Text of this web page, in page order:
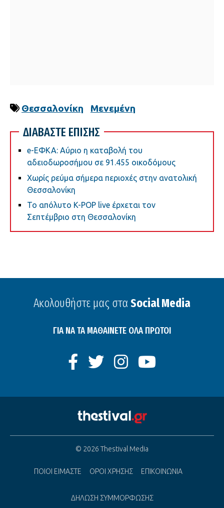
Θεσσαλονίκη Μενεμένη
ΔΙΑΒΑΣΤΕ ΕΠΙΣΗΣ
e-ΕΦΚΑ: Αύριο η καταβολή του
αδειοδωροσήμου σε 91.455 οικοδόμους
Χωρίς ρεύμα σήμερα περιοχές στην ανατολική
Θεσσαλονίκη
Το απόλυτο K-POP live έρχεται τον
Σεπτέμβριο στη Θεσσαλονίκη
Ακολουθήστε μας στα Social Media
ΓΙΑ ΝΑ ΤΑ ΜΑΘΑΙΝΕΤΕ ΟΛΑ ΠΡΩΤΟΙ
© 2026 Thestival Media
ΠΟΙΟΙ ΕΙΜΑΣΤΕ ΟΡΟΙ ΧΡΗΣΗΣ ΕΠΙΚΟΙΝΩΝΙΑ
ΔΗΛΩΣΗ ΣΥΜΜΟΡΦΩΣΗΣ